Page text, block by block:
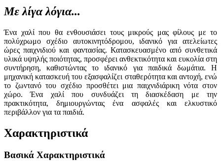
Με λίγα λόγια...
Ένα χαλί που θα ενθουσιάσει τους μικρούς μας φίλους με το
πολύχρωμο σχέδιο αυτοκινητόδρομου, ιδανικό για ατελείωτες
ώρες παιχνιδιού και φαντασίας. Κατασκευασμένο από συνθετικά
υλικά υψηλής ποιότητας, προσφέρει ανθεκτικότητα και ευκολία στη
συντήρηση, καθιστώντας το ιδανικό για παιδικά δωμάτια. Η
μηχανική κατασκευή του εξασφαλίζει σταθερότητα και αντοχή, ενώ
το ζωντανό του σχέδιο προσθέτει μια παιχνιδιάρικη νότα στον
χώρο. Ένα χαλί που συνδυάζει τη διασκέδαση με την
πρακτικότητα, δημιουργώντας ένα ασφαλές και ελκυστικό
περιβάλλον για τα παιδιά.
Χαρακτηριστικά
Βασικά Χαρακτηριστικά